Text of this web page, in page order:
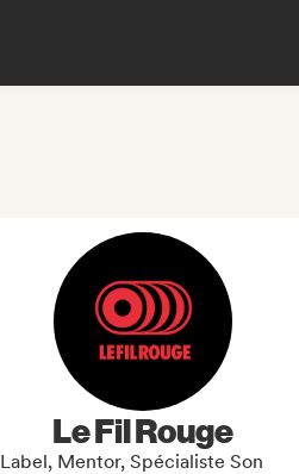
Le Fil Rouge
Label, Mentor, Spécialiste Son